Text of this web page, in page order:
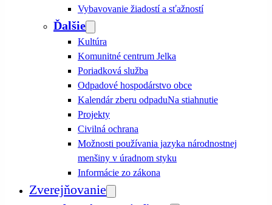
Vybavovanie žiadostí a sťažností
Ďalšie
Kultúra
Komunitné centrum Jelka
Poriadková služba
Odpadové hospodárstvo obce
Kalendár zberu odpaduNa stiahnutie
Projekty
Civilná ochrana
Možnosti používania jazyka národnostnej
menšiny v úradnom styku
Informácie zo zákona
Zverejňovanie